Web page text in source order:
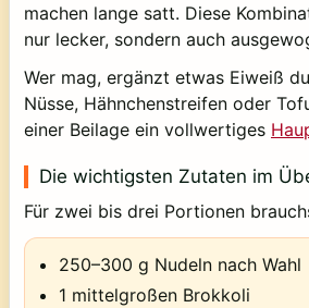
machen lange satt. Diese
nur lecker, sondern auch
Wer mag, ergänzt etwas Eiweiß
Nüsse, Hähnchenstreifen oder
einer Beilage ein vollwertiges
Die wichtigsten Zutaten im
Für zwei bis drei Portionen
250–300 g Nudeln nach Wahl
1 mittelgroßen Brokkoli